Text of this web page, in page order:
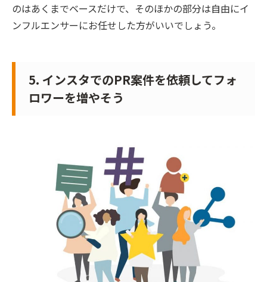
のはあくまでベースだけで、そのほかの部分は自由にイ
ンフルエンサーにお任せした方がいいでしょう。
5. インスタでのPR案件を依頼してフォ
ロワーを増やそう